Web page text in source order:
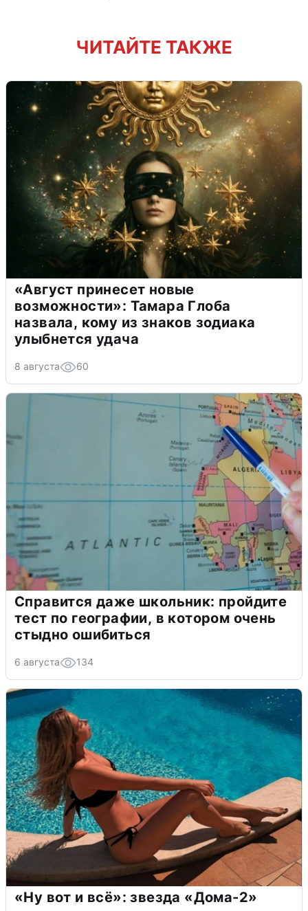
ЧИТАЙТЕ ТАКЖЕ
«Август принесет новые
возможности»: Тамара Глоба
назвала, кому из знаков зодиака
улыбнется удача
8 августа 60
Справится даже школьник: пройдите
тест по географии, в котором очень
стыдно ошибиться
6 августа 134
«Ну вот и всё»: звезда «Дома-2»